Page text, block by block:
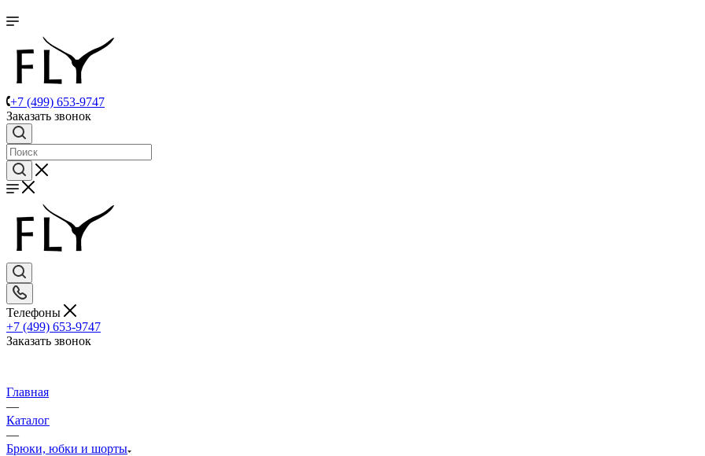
+7 (499) 653-9747
Заказать звонок
Телефоны
+7 (499) 653-9747
Заказать звонок
Главная
—
Каталог
—
Брюки, юбки и шорты